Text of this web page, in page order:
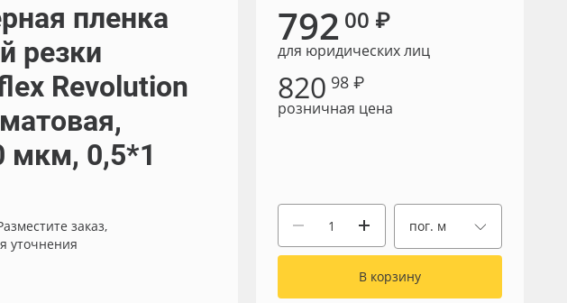
пленка
резки
Revolution
мкм, 0,5*1
заказ,
уточнения
792 00 ₽
для юридических лиц
820 98 ₽
розничная цена
пог. м
В корзину